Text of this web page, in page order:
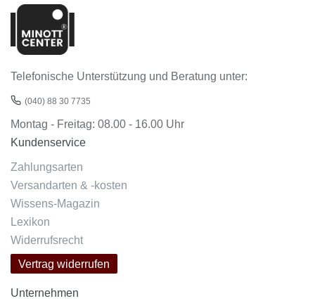
Telefonische Unterstützung und Beratung unter:
(040) 88 30 7735
Montag - Freitag: 08.00 - 16.00 Uhr
Kundenservice
Zahlungsarten
Versandarten & -kosten
Wissens-Magazin
Lexikon
Widerrufsrecht
Vertrag widerrufen
Unternehmen